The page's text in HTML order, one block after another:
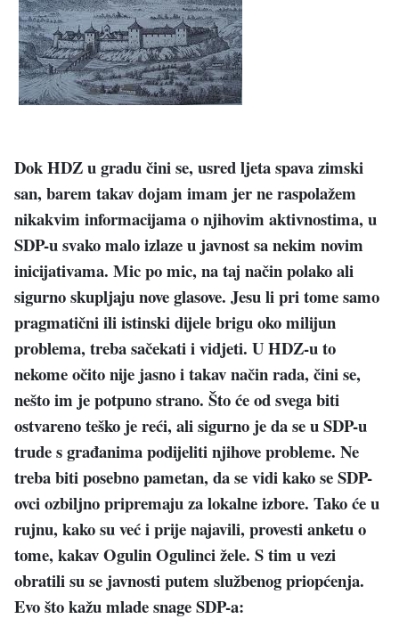
Dok HDZ u gradu čini se, usred ljeta spava zimski
san, barem takav dojam imam jer ne raspolažem
nikakvim informacijama o njihovim aktivnostima, u
SDP-u svako malo izlaze u javnost sa nekim novim
inicijativama. Mic po mic, na taj način polako ali
sigurno skupljaju nove glasove. Jesu li pri tome samo
pragmatični ili istinski dijele brigu oko milijun
problema, treba sačekati i vidjeti. U HDZ-u to
nekome očito nije jasno i takav način rada, čini se,
nešto im je potpuno strano. Što će od svega biti
ostvareno teško je reći, ali sigurno je da se u SDP-u
trude s građanima podijeliti njihove probleme. Ne
treba biti posebno pametan, da se vidi kako se SDP-
ovci ozbiljno pripremaju za lokalne izbore. Tako će u
rujnu, kako su već i prije najavili, provesti anketu o
tome, kakav Ogulin Ogulinci žele. S tim u vezi
obratili su se javnosti putem službenog priopćenja.
Evo što kažu mlade snage SDP-a: